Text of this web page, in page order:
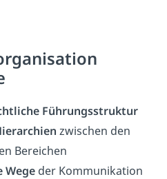
Führungsstruktur
zwischen den
Bereichen
Wegeder Kommunikation